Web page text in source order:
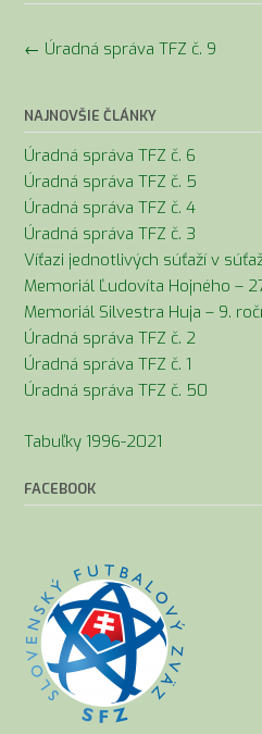
Navigácia
← Úradná správa TFZ č. 9
NAJNOVŠIE ČLÁNKY
Úradná správa TFZ č. 6
Úradná správa TFZ č. 5
Úradná správa TFZ č. 4
Úradná správa TFZ č. 3
Víťazi jednotlivých súťaží v
Memoriál Ľudovíta Hojného –
Memoriál Silvestra Huja – 9.
Úradná správa TFZ č. 2
Úradná správa TFZ č. 1
Úradná správa TFZ č. 50
Tabuľky 1996-2021
FACEBOOK